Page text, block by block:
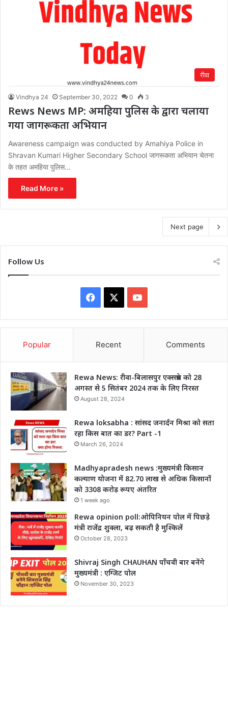
रीवा
Vindhya 24 September 30, 2022 0 3
Rews News MP: अमहिया पुलिस के द्वारा चलाया
गया जागरूकता अभियान
Awareness campaign was conducted by Amahiya Police in
Shravan Kumari Higher Secondary School जागरूकता अभियान चेतना
के तहत अमहिया पुलिस…
Read More »
Next page
Follow Us
Facebook YouTube
Popular Recent Comments
Rewa News: रीवा-बिलासपुर एक्सप्रेस को 28
अगस्त से 5 सितंबर 2024 तक के लिए निरस्त
August 28, 2024
Rewa loksabha : सांसद जनार्दन मिश्रा को सता
रहा किस बात का डर? Part -1
March 26, 2024
Madhyapradesh news :मुख्यमंत्री किसान
कल्याण योजना में 82.70 लाख से अधिक किसानों
को 3308 करोड़ रूपए अंतरित
1 week ago
Rewa opinion poll:ओपिनियन पोल में पिछड़े
मंत्री राजेंद्र शुक्ला, बढ़ सकती है मुश्किलें
October 28, 2023
Shivraj Singh CHAUHAN पाँचवी बार बनेंगे
मुख्यमंत्री : एग्जिट पोल
November 30, 2023